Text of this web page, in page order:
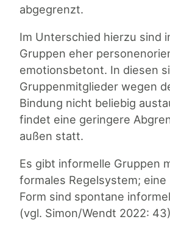
abgegrenzt.
Im Unterschied hierzu sind
Gruppen eher
emotionsbetont. In diesen
Gruppenmitglieder wegen
Bindung nicht beliebig
findet eine geringere
außen statt.
Es gibt informelle Gruppen
formales Regelsystem;
Form sind spontane
(vgl. Simon/Wendt 2022: